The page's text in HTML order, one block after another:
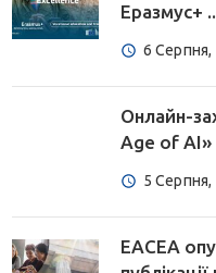
Еразмус+
6 Серпня,
Онлайн-
Age of AI»
5 Серпня,
EACEA